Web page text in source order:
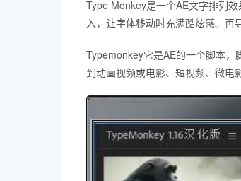
Type Monkey是一个AE文字排列
入，让字体移动时充满酷炫感。再
Typemonkey它是AE的一个脚本，
到动画视频或电影、短视频、微电